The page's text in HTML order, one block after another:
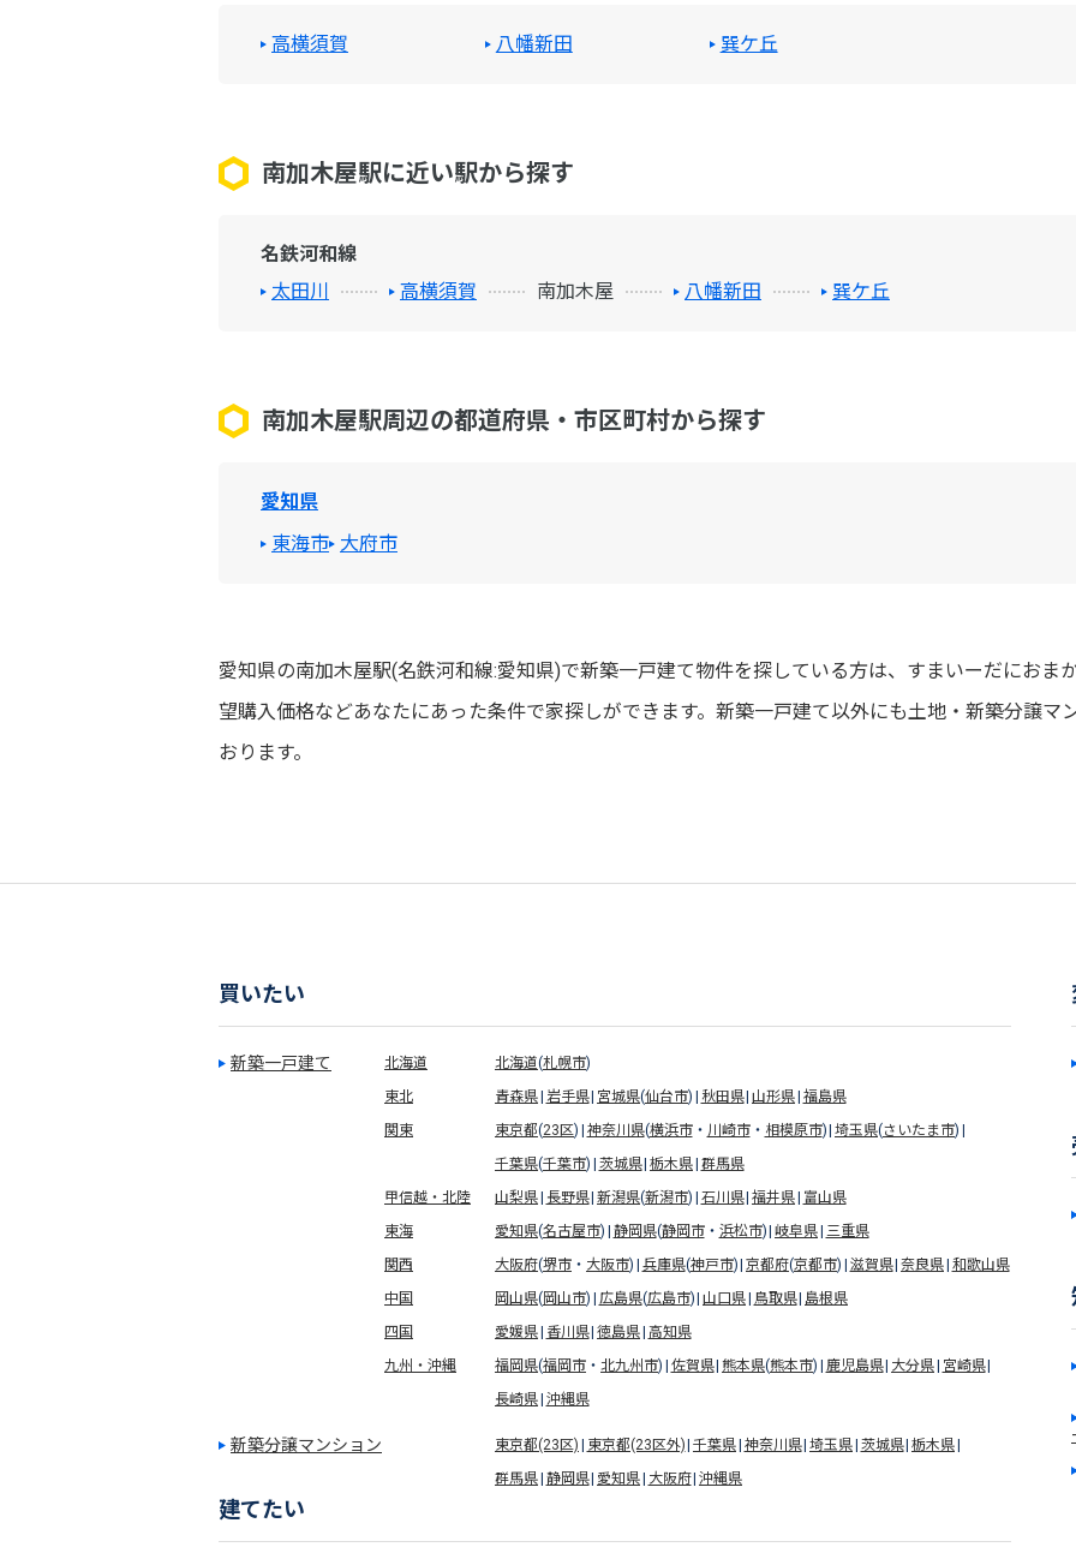
高横須賀 八幡新田 巽ケ丘
南加木屋駅に近い駅から探す
名鉄河和線
太田川
高横須賀 南加木屋 八幡新田 巽ケ丘
南加木屋駅周辺の都道府県・市区町村から探す
愛知県
東海市 大府市
愛知県の南加木屋駅(名鉄河和線:愛知県)で新築一戸建て物件を探している方は、すまいーだにおま
望購入価格などあなたにあった条件で家探しができます。新築一戸建て以外にも土地・新築分譲マ
おります。
買いたい
新築一戸建て 北海道 北海道(札幌市)
東北
青森県 岩手県 宮城県(仙台市) 秋田県 山形県 福島県
関東
東京都(23区) 神奈川県(横浜市・ 川崎市・ 相模原市) 埼玉県(さいたま市)
千葉県(千葉市) 茨城県 栃木県 群馬県
甲信越・北陸
山梨県 長野県 新潟県(新潟市) 石川県 福井県 富山県
東海
愛知県(名古屋市) 静岡県(静岡市・ 浜松市) 岐阜県 三重県
関西
大阪府(堺市 ・ 大阪市) 兵庫県(神戸市) 京都府(京都市) 滋賀県 奈良県 和歌山県
中国
岡山県(岡山市) 広島県(広島市) 山口県 鳥取県 島根県
四国
愛媛県 香川県 徳島県 高知県
九州・沖縄
福岡県(福岡市 ・ 北九州市) 佐賀県 熊本県(熊本市) 鹿児島県 大分県 宮崎県
長崎県 沖縄県
新築分譲マンション 東京都(23区) 東京都(23区外) 千葉県 神奈川県 埼玉県 茨城県 栃木県
群馬県 静岡県 愛知県 大阪府 沖縄県
建てたい